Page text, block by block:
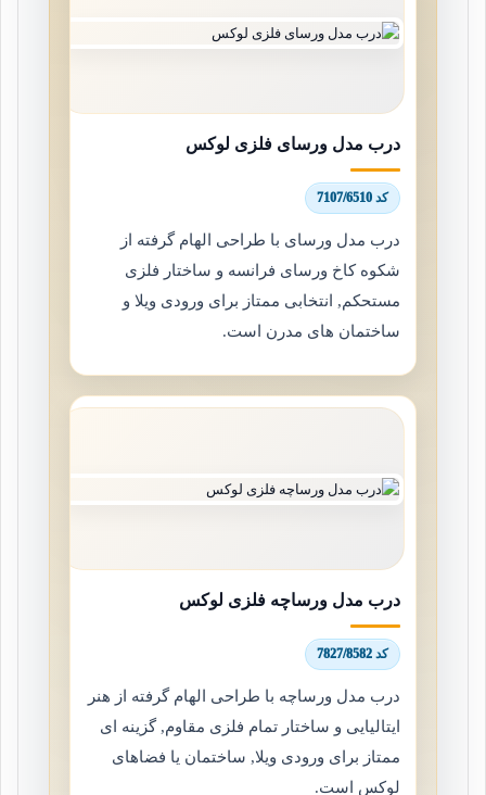
درب مدل ورسای فلزی لوکس
کد 7107/6510
درب مدل ورسای با طراحی الهام گرفته از
شکوه کاخ ورسای فرانسه و ساختار فلزی
مستحکم, انتخابی ممتاز برای ورودی ویلا و
ساختمان های مدرن است.
درب مدل ورساچه فلزی لوکس
کد 7827/8582
درب مدل ورساچه با طراحی الهام گرفته از هنر
ایتالیایی و ساختار تمام فلزی مقاوم, گزینه ای
ممتاز برای ورودی ویلا, ساختمان یا فضاهای
لوکس است.